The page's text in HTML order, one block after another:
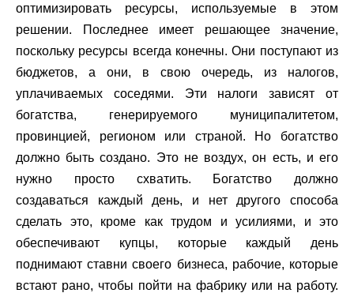
оптимизировать ресурсы, используемые в этом
решении. Последнее имеет решающее значение,
поскольку ресурсы всегда конечны. Они поступают из
бюджетов, а они, в свою очередь, из налогов,
уплачиваемых соседями. Эти налоги зависят от
богатства, генерируемого муниципалитетом,
провинцией, регионом или страной. Но богатство
должно быть создано. Это не воздух, он есть, и его
нужно просто схватить. Богатство должно
создаваться каждый день, и нет другого способа
сделать это, кроме как трудом и усилиями, и это
обеспечивают купцы, которые каждый день
поднимают ставни своего бизнеса, рабочие, которые
встают рано, чтобы пойти на фабрику или на работу.